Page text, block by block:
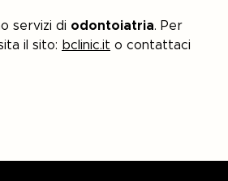
servizi di odontoiatria. Per
il sito: bclinic.it o contattaci